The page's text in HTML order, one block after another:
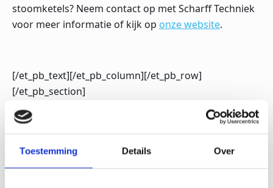
Toestemming Details Over
stoomketels? Neem contact op met Scharff Techniek
voor meer informatie of kijk op onze website.
[/et_pb_text][/et_pb_column][/et_pb_row]
[/et_pb_section]
Inhoudsopgave
There are no headings in this document.